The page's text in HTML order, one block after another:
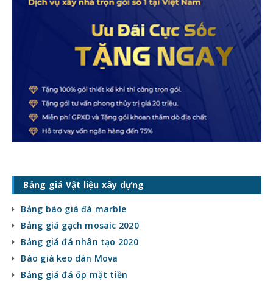
Bảng giá Vật liệu xây dựng
Bảng báo giá đá marble
Bảng giá gạch mosaic 2020
Bảng giá đá nhân tạo 2020
Báo giá keo dán Mova
Bảng giá đá ốp mặt tiền